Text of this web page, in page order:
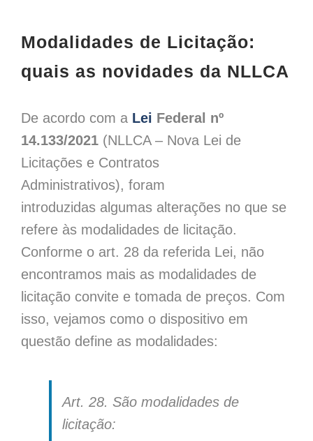
Larger
Image
Modalidades de Licitação:
quais as novidades da NLLCA
De acordo com a Lei Federal nº
14.133/2021 (NLLCA – Nova Lei de
Licitações e Contratos
Administrativos), foram
introduzidas algumas alterações no que se
refere às modalidades de licitação.
Conforme o art. 28 da referida Lei, não
encontramos mais as modalidades de
licitação convite e tomada de preços. Com
isso, vejamos como o dispositivo em
questão define as modalidades:
Art. 28. São modalidades de
licitação: